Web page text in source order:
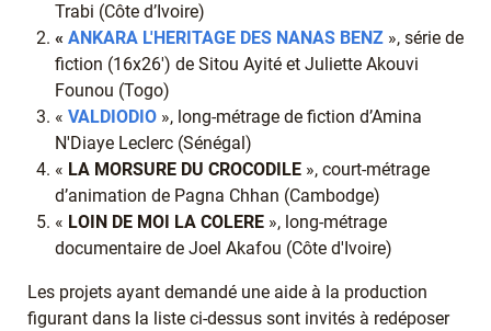
Trabi (Côte d’Ivoire)
« ANKARA L'HERITAGE DES NANAS BENZ », série de
fiction (16x26') de Sitou Ayité et Juliette Akouvi
Founou (Togo)
« VALDIODIO », long-métrage de fiction d’Amina
N'Diaye Leclerc (Sénégal)
« LA MORSURE DU CROCODILE », court-métrage
d’animation de Pagna Chhan (Cambodge)
« LOIN DE MOI LA COLERE », long-métrage
documentaire de Joel Akafou (Côte d'Ivoire)
Les projets ayant demandé une aide à la production
figurant dans la liste ci-dessus sont invités à redéposer